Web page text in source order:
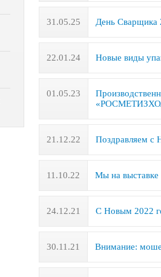
31.05.25 День Сварщика
22.01.24 Новые виды
01.05.23
21.12.22 Поздравляем с
11.10.22 Мы на
24.12.21 С Новым 2022
30.11.21 Внимание: